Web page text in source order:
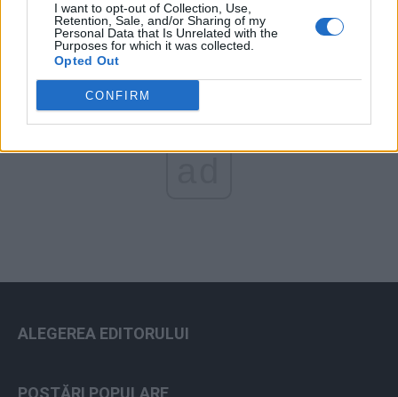
I want to opt-out of Collection, Use,
Retention, Sale, and/or Sharing of my
Personal Data that Is Unrelated with the
Purposes for which it was collected.
Opted Out
CONFIRM
ALEGEREA EDITORULUI